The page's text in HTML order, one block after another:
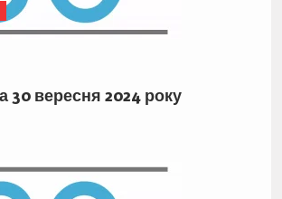
30 вересня 2024 року